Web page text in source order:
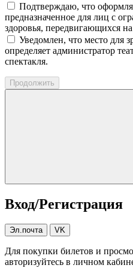
Подтверждаю, что
предназначенное для лиц с
здоровья, передвигающихся на
Уведомлен, что место для
определяет администратор
спектакля.
Продолжить
Вход/Регистрация
Эл.почта VK
Для покупки билетов и
авторизуйтесь в личном